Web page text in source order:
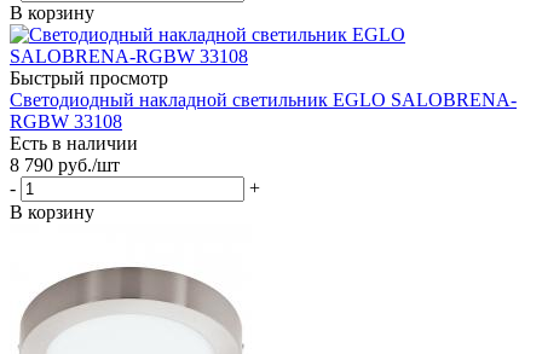
В корзину
Быстрый просмотр
Светодиодный накладной светильник EGLO SALOBRENA-
RGBW 33108
Есть в наличии
8 790 руб./шт
-
+
В корзину